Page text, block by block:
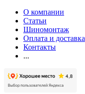
О компании
Статьи
Шиномонтаж
Оплата и доставка
Контакты
...